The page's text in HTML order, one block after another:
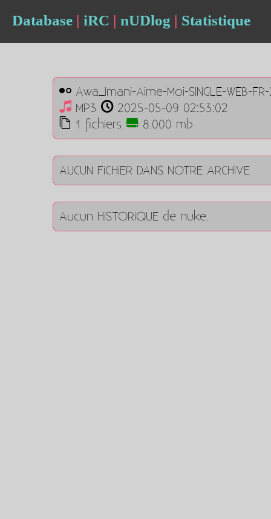
Database | iRC | nUDlog | Statistique
Awa_Imani-Aime-Moi-SINGLE-WEB-
MP3
2025-05-09 02:53:02
1 fichiers
8.000 mb
AUCUN FiCHiER DANS NOTRE ARCHiVE
Aucun HiSTORiQUE de nuke.